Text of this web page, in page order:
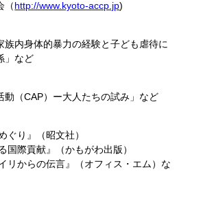
（http://www.kyoto-accp.jp)
族内身体的暴力の経験と子ども虐待に
」など
動（CAP）ー大人たちの試み」など
ぐり』（昭文社）
国際貢献』（かもがわ出版）
リからの伝言』（オフィス・エム）な